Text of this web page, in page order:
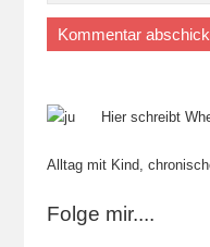
Hier schreibt
Alltag mit Kind,
Folge mir....